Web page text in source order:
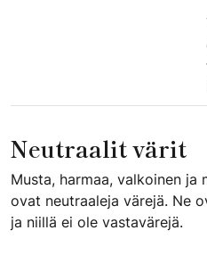
Neutraalit värit
Musta, harmaa, valkoinen ja
ovat neutraaleja värejä. Ne
ja niillä ei ole vastavärejä.